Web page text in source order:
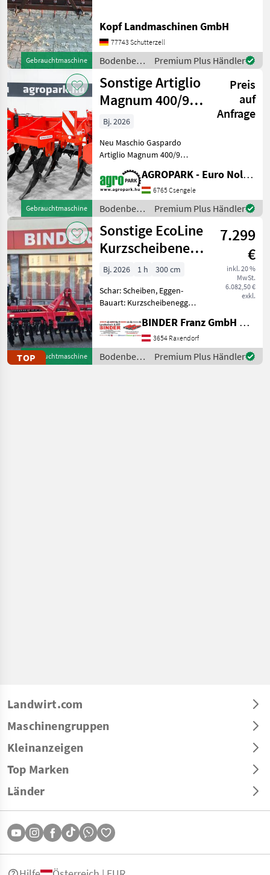
Gebrauchtmaschine
Option: Walze 500, 00 EUR
zzgl. MwSt
Bodenbearbeitung Sonstige
Bodenbear
Kopf Landmaschinen GmbH
77743 Schutterzell
Bodenbearbeitung
/ Sonstige
Premium Plus Händler
Gebrauchtmaschine
Sonstige Artiglio
Magnum 400/9
UNUSED 9-tine,
4 m wide, 7
Preis
auf
Anfrage
Bj. 2026
Neu Maschio Gaspardo
Artiglio Magnum 400/9
Arbeitsbreite, 70 cm
Arbeitstiefe, 9 Zinken,
hydraulische
Doppelspikewalze Baujahr:
2026 Gewicht:
AGROPARK - Euro Noliker Kft.
6765 Csengele
Bodenbearbeitung
/ Sonstige
Premium Plus Händler
TOPGebrauchtmaschine
Sonstige EcoLine
Kurzscheibenegge
GLADIATOR 300
7.299
€
inkl. 20 %
MwSt.
6.082,50 €
exkl.
Bj. 2026 1 h
300 cm
Schar: Scheiben, Eggen-
Bauart: Kurzscheibenegge,
Steinsicherung ✨ EcoLine
Kurzscheibenegge - AKTION
✔️ Modell: GLADIATOR 300
✔️ in serienmäßiger
BINDER Franz GmbH & CoKG
3654 Raxendorf
Bodenbearbeitung
/ Sonstige
Premium Plus Händler
Landwirt.com
Maschinengruppen
Kleinanzeigen
Top Marken
Länder